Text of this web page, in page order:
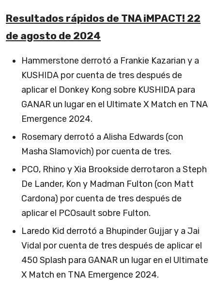
Resultados rápidos de TNA iMPACT! 22
de agosto de 2024
Hammerstone derrotó a Frankie Kazarian y a
KUSHIDA por cuenta de tres después de
aplicar el Donkey Kong sobre KUSHIDA para
GANAR un lugar en el Ultimate X Match en TNA
Emergence 2024.
Rosemary derrotó a Alisha Edwards (con
Masha Slamovich) por cuenta de tres.
PCO, Rhino y Xia Brookside derrotaron a Steph
De Lander, Kon y Madman Fulton (con Matt
Cardona) por cuenta de tres después de
aplicar el PCOsault sobre Fulton.
Laredo Kid derrotó a Bhupinder Gujjar y a Jai
Vidal por cuenta de tres después de aplicar el
450 Splash para GANAR un lugar en el Ultimate
X Match en TNA Emergence 2024.